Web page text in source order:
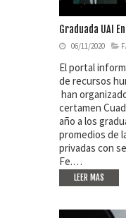
Graduada UAI
06/11/2020
El portal
de recursos
han
certamen
año a los
promedios de
privadas con
Fe.…
LEER MAS